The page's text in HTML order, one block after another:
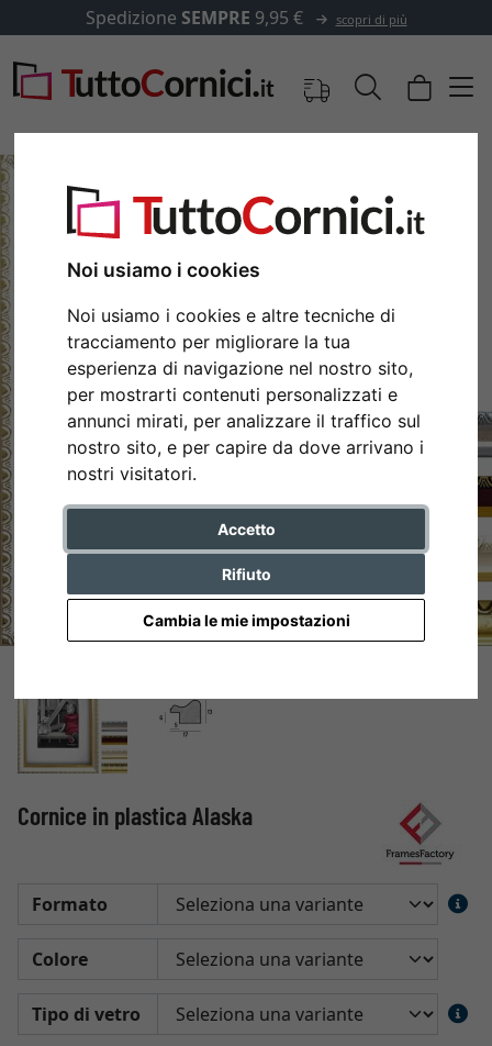
Noi usiamo i cookies
Noi usiamo i cookies e altre tecniche di
tracciamento per migliorare la tua
esperienza di navigazione nel nostro sito,
per mostrarti contenuti personalizzati e
annunci mirati, per analizzare il traffico sul
nostro sito, e per capire da dove arrivano i
nostri visitatori.
Accetto
Rifiuto
Cambia le mie impostazioni
Spedizione SEMPRE 9,95 € scopri di più
Indietro
Cornice in plastica Alaska
Formato
Colore
Tipo di vetro